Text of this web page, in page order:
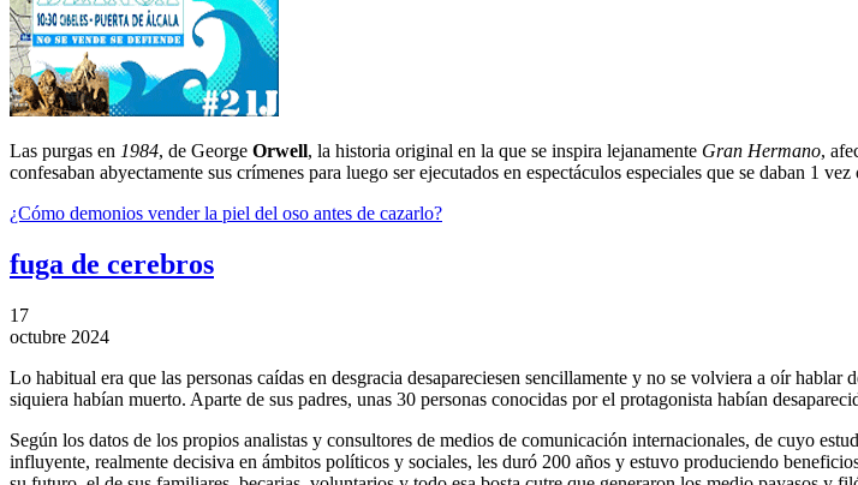
Las purgas en 1984, de George Orwell, la historia original en la que se inspira lejanamente Gran Hermano,
confesaban abyectamente sus crímenes para luego ser ejecutados en espectáculos especiales que se daban 1 vez
¿Cómo demonios vender la piel del oso antes de cazarlo?
fuga de cerebros
17
octubre 2024
Lo habitual era que las personas caídas en desgracia desapareciesen sencillamente y no se volviera a oír
siquiera habían muerto. Aparte de sus padres, unas 30 personas conocidas por el protagonista habían
Según los datos de los propios analistas y consultores de medios de comunicación internacionales, de cuyo
influyente, realmente decisiva en ámbitos políticos y sociales, les duró 200 años y estuvo produciendo